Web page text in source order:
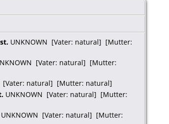
UNKNOWN [Vater: natural] [Mutter:
[Vater: natural] [Mutter:
[Vater: natural] [Mutter: natural]
UNKNOWN [Vater: natural] [Mutter:
UNKNOWN [Vater: natural] [Mutter: